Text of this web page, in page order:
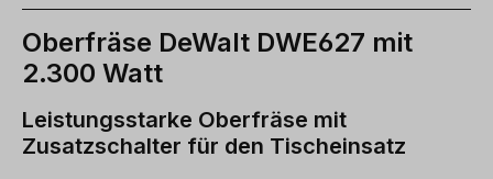
Oberfräse DeWalt DWE627 mit
2.300 Watt
Leistungsstarke Oberfräse mit
Zusatzschalter für den Tischeinsatz